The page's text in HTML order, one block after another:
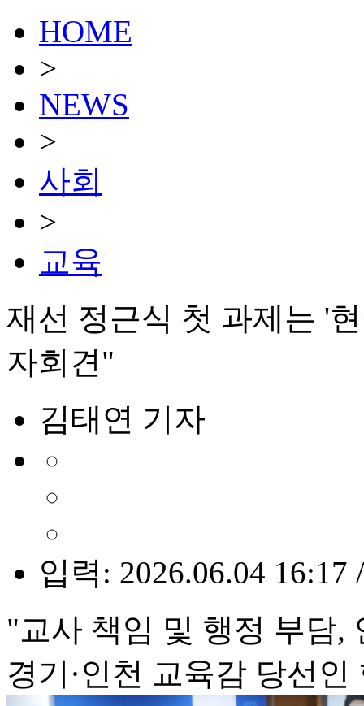
HOME
>
NEWS
>
사회
>
교육
재선 정근식 첫 과제는 '
자회견"
김태연 기자
입력: 2026.06.04 16:17
"교사 책임 및 행정 부담,
경기·인천 교육감 당선